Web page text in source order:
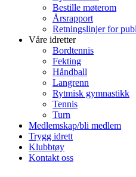
Bestille møterom
Årsrapport
Retningslinjer for
Våre idretter
Bordtennis
Fekting
Håndball
Langrenn
Rytmisk gymnastikk
Tennis
Turn
Medlemskap/bli medlem
Trygg idrett
Klubbtøy
Kontakt oss